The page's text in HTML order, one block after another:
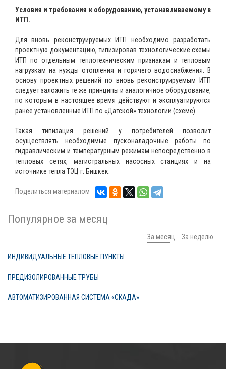
Условия и требования к оборудованию, устанавливаемому в
ИТП.
Для вновь реконструируемых ИТП необходимо разработать
проектную документацию, типизировав технологические схемы
ИТП по отдельным теплотехническим признакам и тепловым
нагрузкам на нужды отопления и горячего водоснабжения. В
основу проектных решений по вновь реконструируемым ИТП
следует заложить те же принципы и аналогичное оборудование,
по которым в настоящее время действуют и эксплуатируются
ранее установленные ИТП по «Датской» технологии (схеме).
Такая типизация решений у потребителей позволит
осуществлять необходимые пусконаладочные работы по
гидравлическим и температурным режимам непосредственно в
тепловых сетях, магистральных насосных станциях и на
источнике тепла ТЭЦ г. Бишкек.
Поделиться материалом
Популярное за месяц
За месяц За неделю
ИНДИВИДУАЛЬНЫЕ ТЕПЛОВЫЕ ПУНКТЫ
ПРЕДИЗОЛИРОВАННЫЕ ТРУБЫ
АВТОМАТИЗИРОВАННАЯ СИСТЕМА «СКАДА»